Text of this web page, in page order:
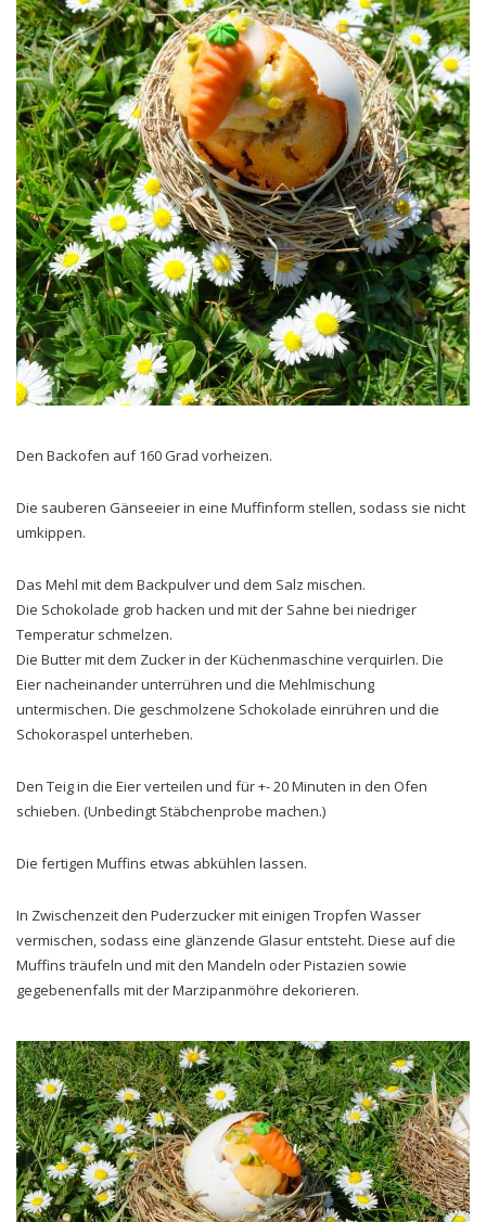
Den Backofen auf 160 Grad vorheizen.
Die sauberen Gänseeier in eine Muffinform stellen, sodass sie nicht
umkippen.
Das Mehl mit dem Backpulver und dem Salz mischen.
Die Schokolade grob hacken und mit der Sahne bei niedriger
Temperatur schmelzen.
Die Butter mit dem Zucker in der Küchenmaschine verquirlen. Die
Eier nacheinander unterrühren und die Mehlmischung
untermischen. Die geschmolzene Schokolade einrühren und die
Schokoraspel unterheben.
Den Teig in die Eier verteilen und für +- 20 Minuten in den Ofen
schieben. (Unbedingt Stäbchenprobe machen.)
Die fertigen Muffins etwas abkühlen lassen.
In Zwischenzeit den Puderzucker mit einigen Tropfen Wasser
vermischen, sodass eine glänzende Glasur entsteht. Diese auf die
Muffins träufeln und mit den Mandeln oder Pistazien sowie
gegebenenfalls mit der Marzipanmöhre dekorieren.